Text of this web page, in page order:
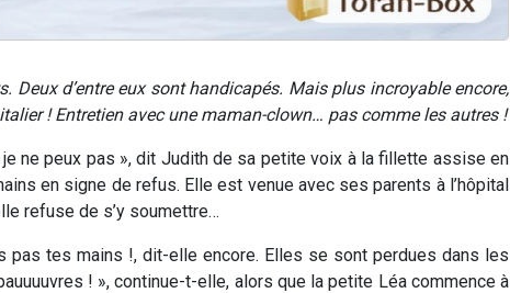
Deux d’entre eux sont handicapés. Mais plus incroyable encore,
! Entretien avec une maman-clown… pas comme les autres !
je ne peux pas », dit Judith de sa petite voix à la fillette assise en
en signe de refus. Elle est venue avec ses parents à l’hôpital
refuse de s’y soumettre…
pas tes mains !, dit-elle encore. Elles se sont perdues dans les
! », continue-t-elle, alors que la petite Léa commence à